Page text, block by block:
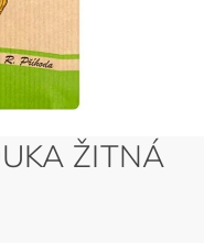
ŽITNÁ